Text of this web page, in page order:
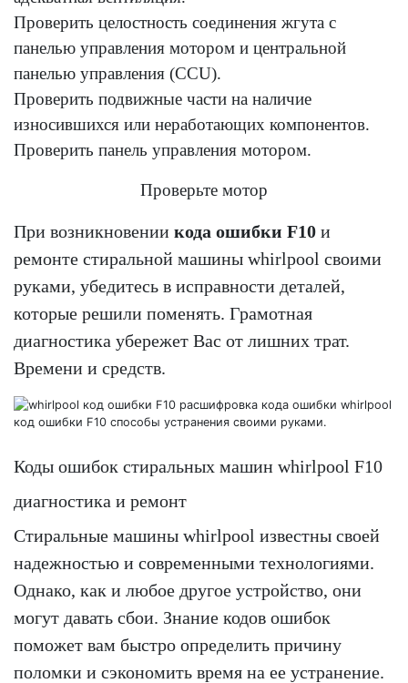
Проверить целостность соединения жгута с
панелью управления мотором и центральной
панелью управления (CCU).
Проверить подвижные части на наличие
износившихся или неработающих компонентов.
Проверить панель управления мотором.
Проверьте мотор
При возникновении кода ошибки F10 и
ремонте стиральной машины whirlpool своими
руками, убедитесь в исправности деталей,
которые решили поменять. Грамотная
диагностика убережет Вас от лишних трат.
Времени и средств.
Коды ошибок стиральных машин whirlpool F10
диагностика и ремонт
Стиральные машины whirlpool известны своей
надежностью и современными технологиями.
Однако, как и любое другое устройство, они
могут давать сбои. Знание кодов ошибок
поможет вам быстро определить причину
поломки и сэкономить время на ее устранение.